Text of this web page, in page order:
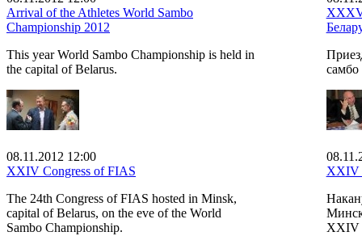
Arrival of the Athletes World Sambo
Championship 2012
This year World Sambo Championship is held in
the capital of Belarus.
08.11.2012 12:00
XXIV Congress of FIAS
The 24th Congress of FIAS hosted in Minsk,
capital of Belarus, on the eve of the World
Sambo Championship.
XXIV
XXIV